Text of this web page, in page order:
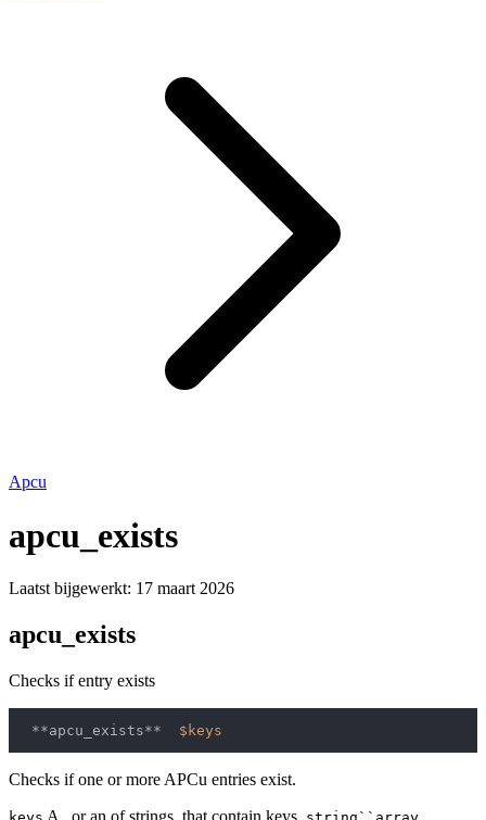
Apcu
apcu_exists
Laatst bijgewerkt: 17 maart 2026
apcu_exists
Checks if entry exists
**apcu_exists** $keys
Checks if one or more APCu entries exist.